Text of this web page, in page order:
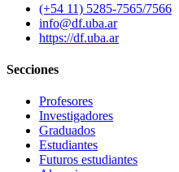
(+54 11) 5285-7565/7566
info@df.uba.ar
https://df.uba.ar
Secciones
Profesores
Investigadores
Graduados
Estudiantes
Futuros estudiantes